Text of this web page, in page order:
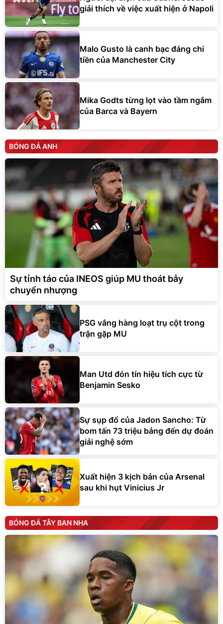
giải thích về việc xuất hiện ở Napoli
Malo Gusto là canh bạc đáng chi
tiền của Manchester City
Mika Godts từng lọt vào tầm ngắm
của Barca và Bayern
BÓNG ĐÁ ANH
Sự tỉnh táo của INEOS giúp MU thoát bẫy
chuyển nhượng
PSG vắng hàng loạt trụ cột trong
trận gặp MU
Man Utd đón tín hiệu tích cực từ
Benjamin Sesko
Sự sụp đổ của Jadon Sancho: Từ
bom tấn 73 triệu bảng đến dự đoán
giải nghệ sớm
Xuất hiện 3 kịch bản của Arsenal
sau khi hụt Vinicius Jr
BÓNG ĐÁ TÂY BAN NHA